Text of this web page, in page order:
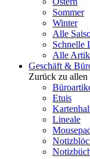
Sommer
Winter
Alle
Schnelle
Alle
Geschäft &
Zurück zu allen
Etuis
Lineale